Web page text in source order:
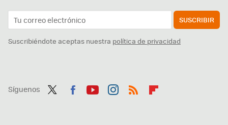
SUSCRIBIR
Suscribiéndote aceptas nuestra política de privacidad
Síguenos